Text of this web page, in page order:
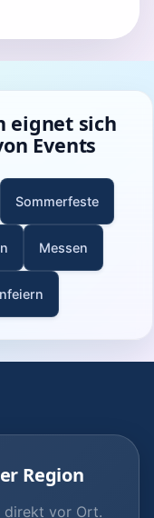
eignet sich
Events
Sommerfeste
Messen
Region
direkt vor Ort.